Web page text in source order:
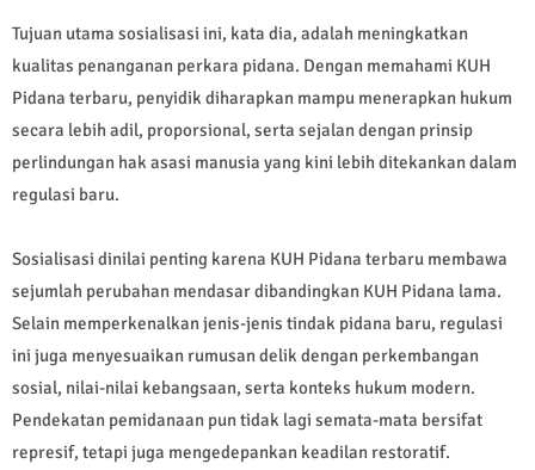
Tujuan utama sosialisasi ini, kata dia, adalah meningkatkan
kualitas penanganan perkara pidana. Dengan memahami KUH
Pidana terbaru, penyidik diharapkan mampu menerapkan hukum
secara lebih adil, proporsional, serta sejalan dengan prinsip
perlindungan hak asasi manusia yang kini lebih ditekankan dalam
regulasi baru.
Sosialisasi dinilai penting karena KUH Pidana terbaru membawa
sejumlah perubahan mendasar dibandingkan KUH Pidana lama.
Selain memperkenalkan jenis-jenis tindak pidana baru, regulasi
ini juga menyesuaikan rumusan delik dengan perkembangan
sosial, nilai-nilai kebangsaan, serta konteks hukum modern.
Pendekatan pemidanaan pun tidak lagi semata-mata bersifat
represif, tetapi juga mengedepankan keadilan restoratif.